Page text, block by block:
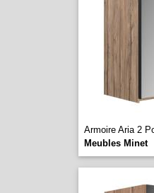
Armoire Aria 2
Meubles Minet